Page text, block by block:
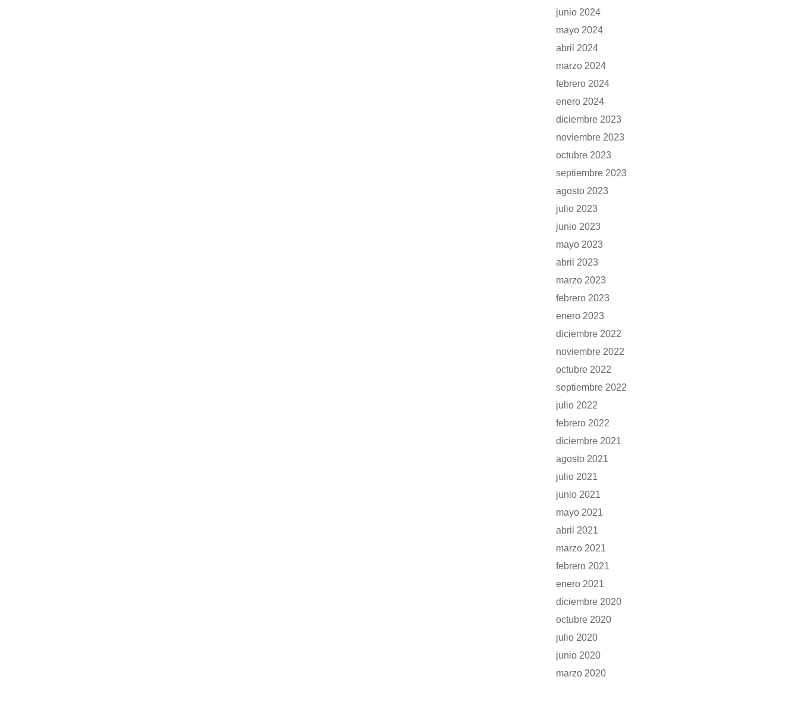
junio 2024
mayo 2024
abril 2024
marzo 2024
febrero 2024
enero 2024
diciembre 2023
noviembre 2023
octubre 2023
septiembre 2023
agosto 2023
julio 2023
junio 2023
mayo 2023
abril 2023
marzo 2023
febrero 2023
enero 2023
diciembre 2022
noviembre 2022
octubre 2022
septiembre 2022
julio 2022
febrero 2022
diciembre 2021
agosto 2021
julio 2021
junio 2021
mayo 2021
abril 2021
marzo 2021
febrero 2021
enero 2021
diciembre 2020
octubre 2020
julio 2020
junio 2020
marzo 2020